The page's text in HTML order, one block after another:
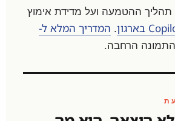
ההטמעה ועל מדידת אימוץ
. המדריך המלא ל-
התמונה הרחבה.